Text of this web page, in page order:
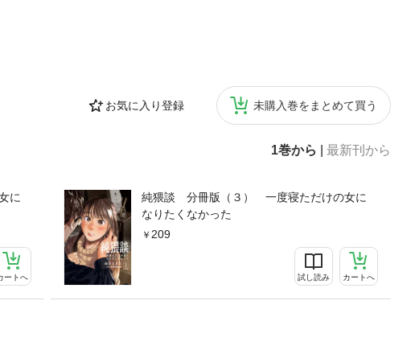
お気に入り登録 未購入巻をまとめて買う
1巻から 最新刊から
に
ートへ
純猥談 分冊版（３） 一度寝ただけの女に
なりたくなかった
209
試し読み カートへ